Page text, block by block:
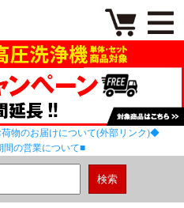
物のお届けについて(外部リンク)◆
間の営業について■